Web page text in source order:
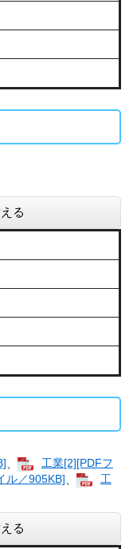
る
工業[2][PDFフ
ル／905KB]
工
る